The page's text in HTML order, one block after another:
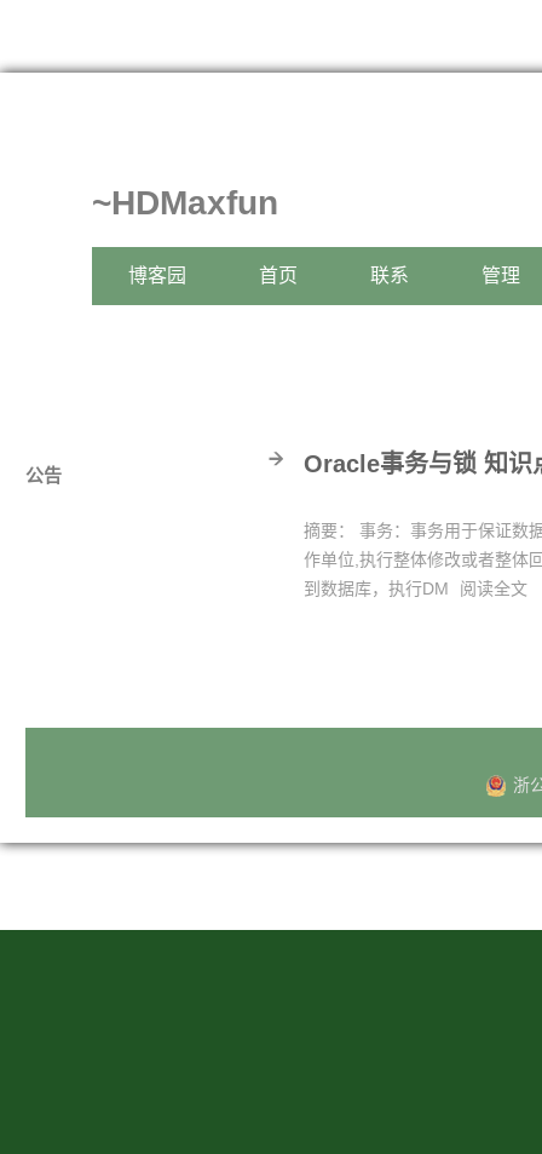
~HDMaxfun
博客园 首页 联系 管理
Oracle事务与锁 知识
摘要： 事务：事务用于保证数
作单位,执行整体修改或者整体
到数据库，执行DM
阅读全文
公告
浙